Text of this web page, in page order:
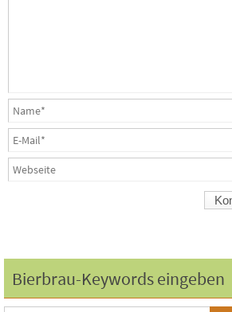
Bierbrau-Keywords eingeben